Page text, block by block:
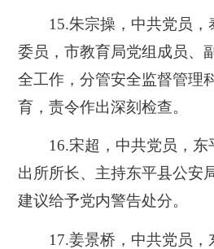
15.朱宗操，中共党员，
委员，市教育局党组成员、
全工作，分管安全监督管理
育，责令作出深刻检查。
16.宋超，中共党员，东
出所所长、主持东平县公安
建议给予党内警告处分。
17.姜景桥，中共党员，